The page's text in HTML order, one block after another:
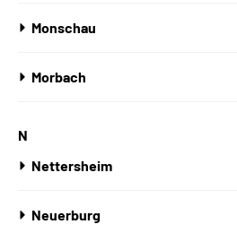
Monschau
Morbach
N
Nettersheim
Neuerburg